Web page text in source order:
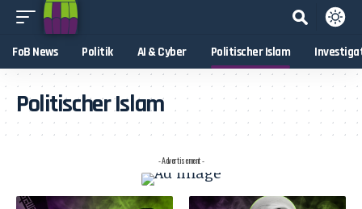
FoB News Politik AI & Cyber Politischer Islam
Politischer Islam
- Advertisement -